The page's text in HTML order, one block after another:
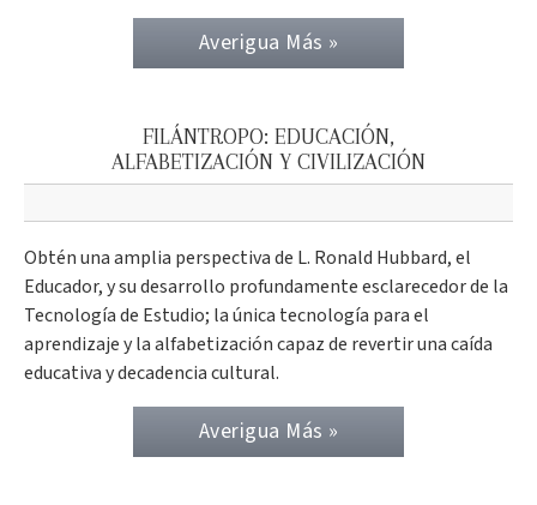
Averigua Más »
FILÁNTROPO: EDUCACIÓN,
ALFABETIZACIÓN Y CIVILIZACIÓN
Obtén una amplia perspectiva de L. Ronald Hubbard, el
Educador, y su desarrollo profundamente esclarecedor de la
Tecnología de Estudio; la única tecnología para el
aprendizaje y la alfabetización capaz de revertir una caída
educativa y decadencia cultural.
Averigua Más »